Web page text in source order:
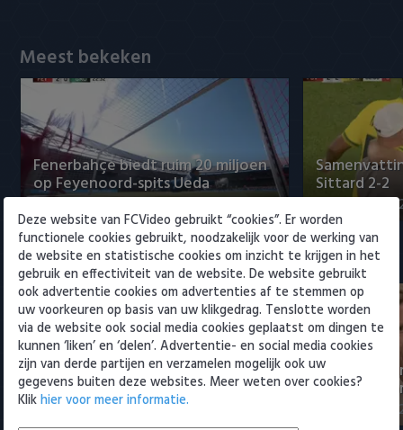
Meest bekeken
Fenerbahçe biedt ruim 20 miljoen
op Feyenoord-spits Ueda Sittard 2-2
8 augustus
Eredivisie
NEC-directeur over transfer Sano
naar PSV: 'Afspraken gesch…
9 augustus 2026 12:25
Eredivisie-
Spanje om
9 augustus
Deze website van FCVideo gebruikt “cookies”. Er worden
functionele cookies gebruikt, noodzakelijk voor de werking van
de website en statistische cookies om inzicht te krijgen in het
gebruik en effectiviteit van de website. De website gebruikt
ook advertentie cookies om advertenties af te stemmen op
uw voorkeuren op basis van uw klikgedrag. Tenslotte worden
via de website ook social media cookies geplaatst om dingen te
kunnen ‘liken’ en ‘delen’. Advertentie- en social media cookies
zijn van derde partijen en verzamelen mogelijk ook uw
gegevens buiten deze websites. Meer weten over cookies?
Klikhier voor meer informatie.